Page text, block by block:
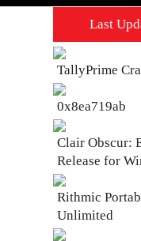
Last
TallyPrime
0x8ea719ab
Clair Obscur:
Release for
Rithmic
Unlimited